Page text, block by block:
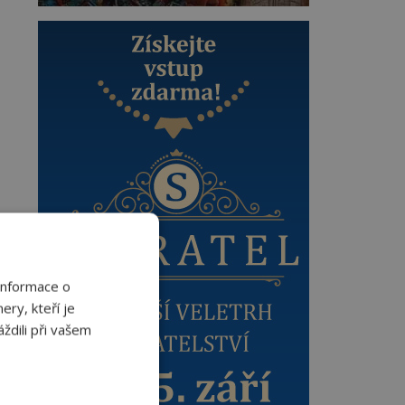
o
kteří je
při vašem